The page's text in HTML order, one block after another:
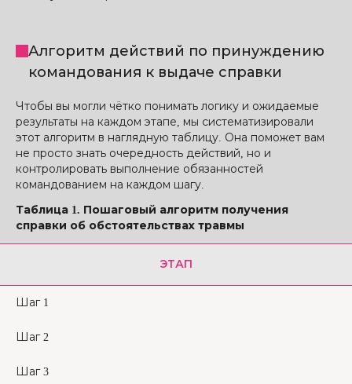
Алгоритм действий по принуждению
командования к выдаче справки
Чтобы вы могли чётко понимать логику и ожидаемые
результаты на каждом этапе, мы систематизировали
этот алгоритм в наглядную таблицу. Она поможет вам
не просто знать очередность действий, но и
контролировать выполнение обязанностей
командованием на каждом шагу.
Таблица 1. Пошаговый алгоритм получения
справки об обстоятельствах травмы
ЭТАП
Шаг 1
Шаг 2
Шаг 3